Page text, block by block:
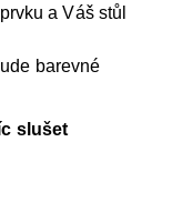
a Váš stůl
barevné
slušet